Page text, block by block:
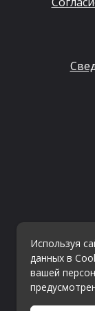
Используя
данных в
вашей